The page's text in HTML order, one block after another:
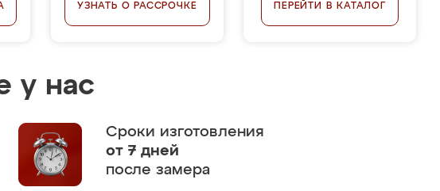
УЗНАТЬ О РАССРОЧКЕ ПЕРЕЙТИ В КАТАЛОГ
у нас
Сроки изготовления
от 7 дней
после замера